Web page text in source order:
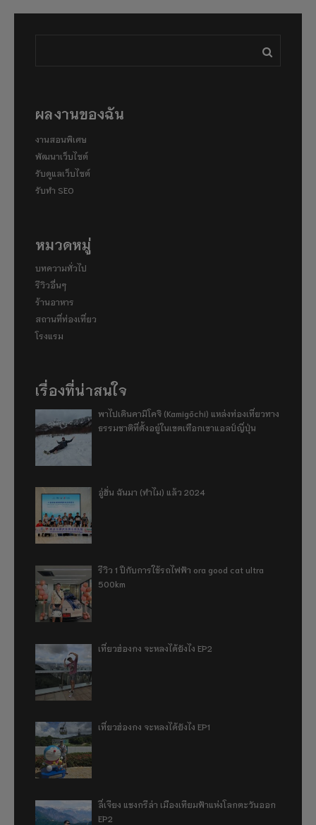
ผลงานของฉัน
งานสอนพิเศษ
พัฒนาเว็บไซต์
รับดูแลเว็บไซต์
รับทำ SEO
หมวดหมู่
บทความทั่วไป
รีวิวอื่นๆ
ร้านอาหาร
สถานที่ท่องเที่ยว
โรงแรม
เรื่องที่น่าสนใจ
พาไปเดินคามิโคจิ (Kamigōchi) แหล่งท่องเที่ยวทาง
ธรรมชาติที่ตั้งอยู่ในเขตเทือกเขาแอลป์ญี่ปุ่น
อู่ฮั่น ฉันมา (ทำไม) แล้ว 2024
รีวิว 1 ปีกับการใช้รถไฟฟ้า ora good cat ultra
500km
เที่ยวฮ่องกง จะหลงได้ยังไง EP2
เที่ยวฮ่องกง จะหลงได้ยังไง EP1
ลี่เจียง แชงกรีล่า เมืองเทียมฟ้าแห่งโลกตะวันออก
EP2